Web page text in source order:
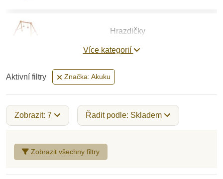
Hrazdičky
Houpací koně
Dětská chodítka
Dřevěná autíčka
Více kategorií
Aktivní filtry Značka: Akuku
Zobrazit: 7 Řadit podle: Skladem
Zobrazit všechny filtry